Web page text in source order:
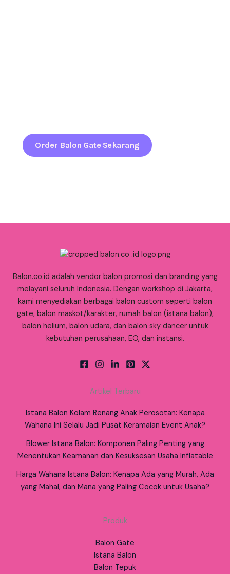
Order Balon Gate Sekarang
Balon.co.id adalah vendor balon promosi dan branding yang
melayani seluruh Indonesia. Dengan workshop di Jakarta,
kami menyediakan berbagai balon custom seperti balon
gate, balon maskot/karakter, rumah balon (istana balon),
balon helium, balon udara, dan balon sky dancer untuk
kebutuhan perusahaan, EO, dan instansi.
Artikel Terbaru
Istana Balon Kolam Renang Anak Perosotan: Kenapa
Wahana Ini Selalu Jadi Pusat Keramaian Event Anak?
Blower Istana Balon: Komponen Paling Penting yang
Menentukan Keamanan dan Kesuksesan Usaha Inflatable
Harga Wahana Istana Balon: Kenapa Ada yang Murah, Ada
yang Mahal, dan Mana yang Paling Cocok untuk Usaha?
Produk
Balon Gate
Istana Balon
Balon Tepuk